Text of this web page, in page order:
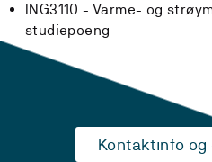
ING3110 - Varme- og
studiepoeng
Kontaktinfo